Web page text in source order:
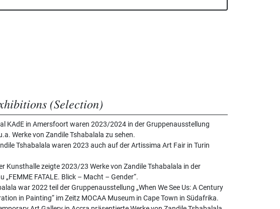
(Selection)
KAdE in Amersfoort waren 2023/2024 in der Gruppenausstellung
Werke von Zandile Tshabalala zu sehen.
Tshabalala waren 2023 auch auf der Artissima Art Fair in Turin
Kunsthalle zeigte 2023/23 Werke von Zandile Tshabalala in der
„FEMME FATALE. Blick – Macht – Gender“.
war 2022 teil der Gruppenausstellung „When We See Us: A Century
in Painting“ im Zeitz MOCAA Museum in Cape Town in Südafrika.